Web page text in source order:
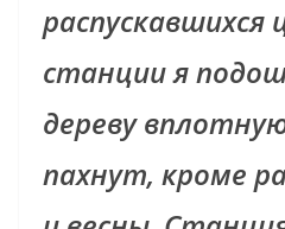
распускавшихся
станции я
дереву
пахнут, кроме